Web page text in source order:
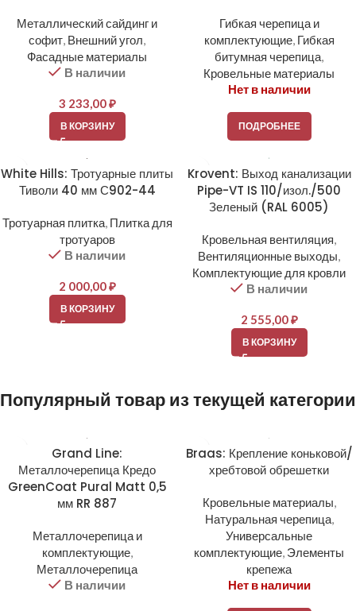
Металлический сайдинг и
софит, Внешний угол,
Фасадные материалы
В наличии
3 233,00₽
В КОРЗИНУ
Гибкая черепица и
комплектующие, Гибкая
битумная черепица,
Кровельные материалы
Нет в наличии
ПОДРОБНЕЕ
White Hills: Тротуарные плиты
Тиволи 40 мм С902-44
Тротуарная плитка, Плитка для
тротуаров
В наличии
2 000,00₽
В КОРЗИНУ
Krovent: Выход канализации
Pipe-VT IS 110/изол./500
Зеленый (RAL 6005)
Кровельная вентиляция,
Вентиляционные выходы,
Комплектующие для кровли
В наличии
2 555,00₽
В КОРЗИНУ
Популярный товар из текущей категории
Grand Line:
Металлочерепица Кредо
GreenCoat Pural Matt 0,5
мм RR 887
Металлочерепица и
комплектующие,
Металлочерепица
В наличии
Braas: Крепление коньковой/
хребтовой обрешетки
Кровельные материалы,
Натуральная черепица,
Универсальные
комплектующие, Элементы
крепежа
Нет в наличии